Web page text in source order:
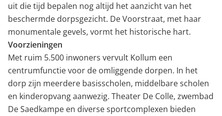
uit die tijd bepalen nog altijd het aanzicht van het
beschermde dorpsgezicht. De Voorstraat, met haar
monumentale gevels, vormt het historische hart.
Voorzieningen
Met ruim 5.500 inwoners vervult Kollum een
centrumfunctie voor de omliggende dorpen. In het
dorp zijn meerdere basisscholen, middelbare scholen
en kinderopvang aanwezig. Theater De Colle, zwembad
De Saedkampe en diverse sportcomplexen bieden